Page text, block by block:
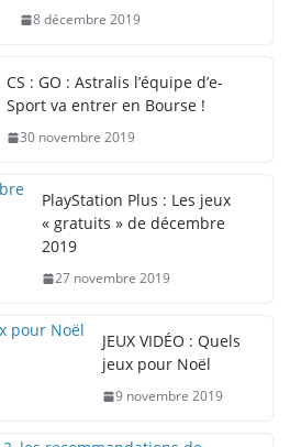
8 décembre 2019
CS : GO : Astralis l’équipe d’e-
Sport va entrer en Bourse !
30 novembre 2019
PlayStation Plus : Les jeux
« gratuits » de décembre
2019
27 novembre 2019
JEUX VIDÉO : Quels
jeux pour Noël
9 novembre 2019